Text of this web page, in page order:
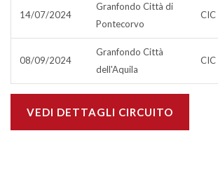
14/07/2024
Granfondo Città di
Pontecorvo
CIC
08/09/2024
Granfondo Città
dell'Aquila
CIC
VEDI DETTAGLI CIRCUITO